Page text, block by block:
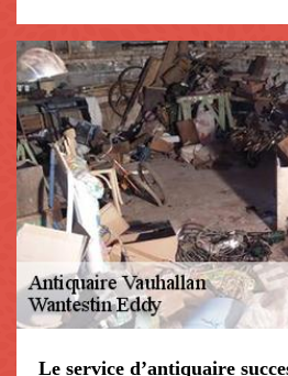
Le service d’antiquaire